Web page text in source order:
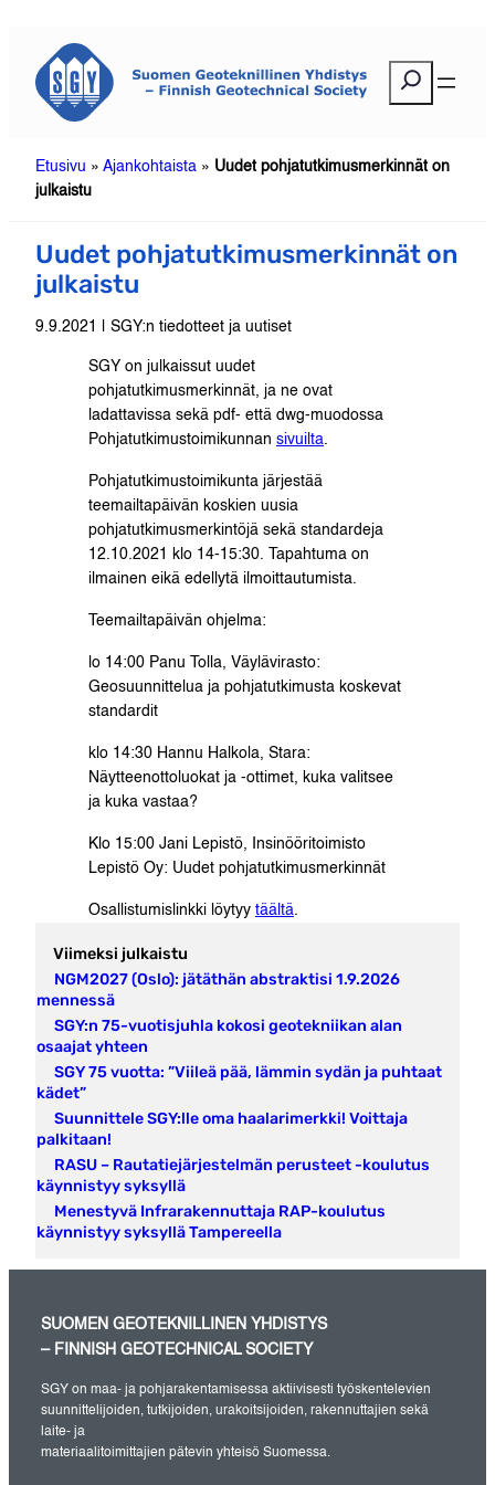
sisältöön
Etusivu » Ajankohtaista » Uudet pohjatutkimusmerkinnät on
julkaistu
Uudet pohjatutkimusmerkinnät on
julkaistu
9.9.2021 | SGY:n tiedotteet ja uutiset
SGY on julkaissut uudet
pohjatutkimusmerkinnät, ja ne ovat
ladattavissa sekä pdf- että dwg-muodossa
Pohjatutkimustoimikunnan sivuilta.
Pohjatutkimustoimikunta järjestää
teemailtapäivän koskien uusia
pohjatutkimusmerkintöjä sekä standardeja
12.10.2021 klo 14-15:30. Tapahtuma on
ilmainen eikä edellytä ilmoittautumista.
Teemailtapäivän ohjelma:
lo 14:00 Panu Tolla, Väylävirasto:
Geosuunnittelua ja pohjatutkimusta koskevat
standardit
klo 14:30 Hannu Halkola, Stara:
Näytteenottoluokat ja -ottimet, kuka valitsee
ja kuka vastaa?
Klo 15:00 Jani Lepistö, Insinööritoimisto
Lepistö Oy: Uudet pohjatutkimusmerkinnät
Osallistumislinkki löytyy täältä.
Viimeksi julkaistu
NGM2027 (Oslo): jätäthän abstraktisi 1.9.2026
mennessä
SGY:n 75-vuotisjuhla kokosi geotekniikan alan
osaajat yhteen
SGY 75 vuotta: ”Viileä pää, lämmin sydän ja puhtaat
kädet”
Suunnittele SGY:lle oma haalarimerkki! Voittaja
palkitaan!
RASU – Rautatiejärjestelmän perusteet -koulutus
käynnistyy syksyllä
Menestyvä Infrarakennuttaja RAP-koulutus
käynnistyy syksyllä Tampereella
SUOMEN GEOTEKNILLINEN YHDISTYS
– FINNISH GEOTECHNICAL SOCIETY
SGY on maa- ja pohjarakentamisessa aktiivisesti työskentelevien
suunnittelijoiden, tutkijoiden, urakoitsijoiden, rakennuttajien sekä
laite- ja
materiaalitoimittajien pätevin yhteisö Suomessa.